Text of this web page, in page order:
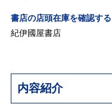
書店の店頭在庫を確認する
紀伊國屋書店
内容紹介